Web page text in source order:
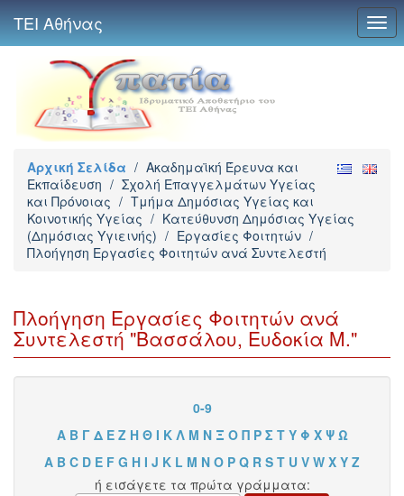
ΤΕΙ Αθήνας
Αρχική Σελίδα / Ακαδημαϊκή Έρευνα και
Εκπαίδευση / Σχολή Επαγγελμάτων Υγείας
και Πρόνοιας / Τμήμα Δημόσιας Υγείας και
Κοινοτικής Υγείας / Κατεύθυνση Δημόσιας Υγείας
(Δημόσιας Υγιεινής) / Εργασίες Φοιτητών /
Πλοήγηση Εργασίες Φοιτητών ανά Συντελεστή
Πλοήγηση Εργασίες Φοιτητών ανά
Συντελεστή "Βασσάλου, Ευδοκία Μ."
0-9
Α Β Γ Δ Ε Ζ Η Θ Ι Κ Λ Μ Ν Ξ Ο Π Ρ Σ Τ Υ Φ Χ Ψ Ω
A B C D E F G H I J K L M N O P Q R S T U V W X Y Z
ή εισάγετε τα πρώτα γράμματα: